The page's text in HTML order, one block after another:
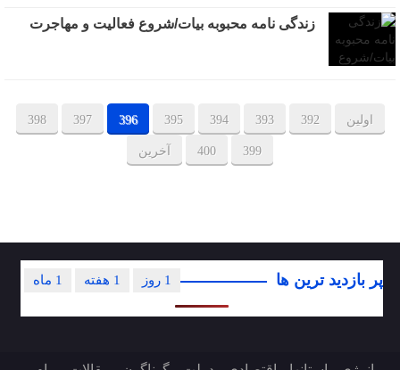
زندگی نامه محبوبه بیات/شروع فعالیت و مهاجرت
اولین 392
393
394
395
396
397
398
399
400 آخرین
پر بازدید ترین ها 1 ماه 1 هفته 1 روز